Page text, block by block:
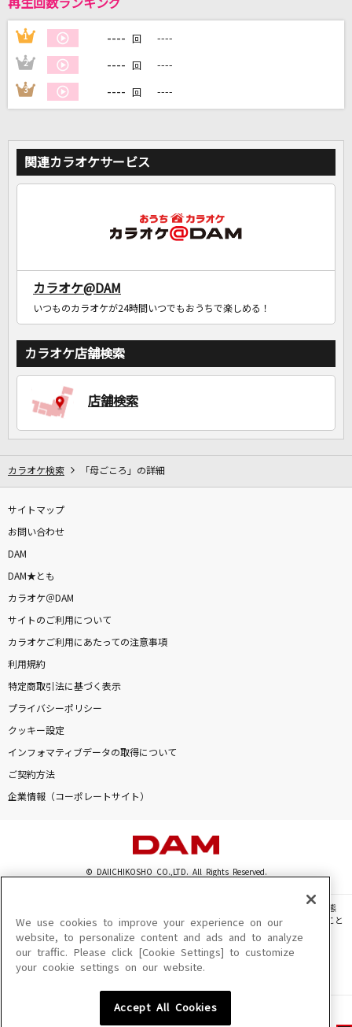
カラオケをもっと楽しもう！
家族や友達と一緒に！練習にも！
再生回数ランキング
1 ---- 回 ----
2 ---- 回 ----
3 ---- 回 ----
関連カラオケサービス
カラオケ@DAM
いつものカラオケが24時間いつでもおうちで楽しめる！
カラオケ店舗検索
店舗検索
カラオケ検索 「母ごころ」の詳細
サイトマップ
お問い合わせ
DAM
DAM★とも
カラオケ＠DAM
サイトのご利用について
カラオケご利用にあたっての注意事項
利用規約
特定商取引法に基づく表示
プライバシーポリシー
クッキー設定
インフォマティブデータの取得について
ご契約方法
企業情報（コーポレートサイト）
© DAIICHIKOSHO CO.,LTD. All Rights Reserved.
このサイトに掲載されている一切の文章・画像・写真・動画・音声等を、手段や形態
を問わず、著作権法の定める範囲を超えて無断で複製、転載、ファイル化などすること
を禁じます。
楽曲及びコンテンツは、機種によりご利用いただけない場合があります。
楽曲及びコンテンツの配信日、配信内容が変更になる場合があります。
We use cookies to improve your experience on our
website, to personalize content and ads and to analyze
our traffic. Please click [Cookie Settings] to customize
your cookie settings on our website.
Accept All Cookies